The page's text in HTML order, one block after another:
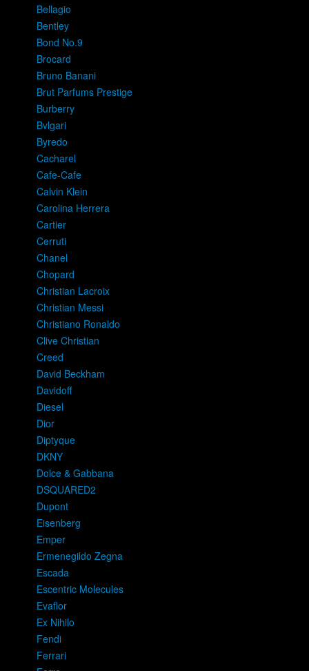
Bellagio
Bentley
Bond No.9
Brocard
Bruno Banani
Brut Parfums Prestige
Burberry
Bvlgari
Byredo
Cacharel
Cafe-Cafe
Calvin Klein
Carolina Herrera
Cartier
Cerruti
Chanel
Chopard
Christian Lacroix
Christian Messi
Christiano Ronaldo
Clive Christian
Creed
David Beckham
Davidoff
Diesel
Dior
Diptyque
DKNY
Dolce & Gabbana
DSQUARED2
Dupont
Eisenberg
Emper
Ermenegildo Zegna
Escada
Escentric Molecules
Evaflor
Ex Nihilo
Fendi
Ferrari